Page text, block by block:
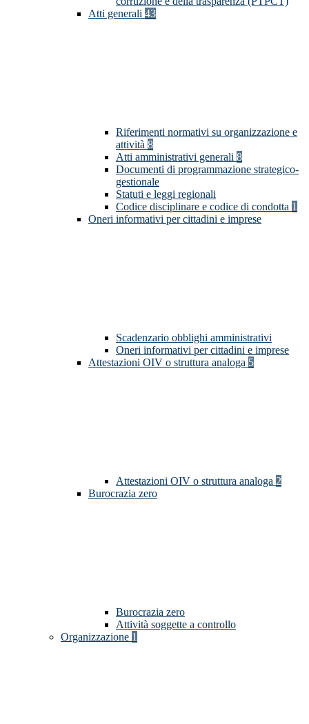
Atti generali 43
Riferimenti normativi su organizzazione e
attività 8
Atti amministrativi generali 8
Documenti di programmazione strategico-
gestionale
Statuti e leggi regionali
Codice disciplinare e codice di condotta 1
Oneri informativi per cittadini e imprese
Scadenzario obblighi amministrativi
Oneri informativi per cittadini e imprese
Attestazioni OIV o struttura analoga 5
Attestazioni OIV o struttura analoga 2
Burocrazia zero
Burocrazia zero
Attività soggette a controllo
Organizzazione 1